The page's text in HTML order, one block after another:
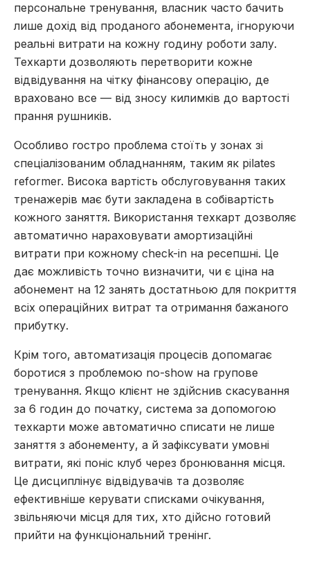
персональне тренування, власник часто бачить
лише дохід від проданого абонемента, ігноруючи
реальні витрати на кожну годину роботи залу.
Техкарти дозволяють перетворити кожне
відвідування на чітку фінансову операцію, де
враховано все — від зносу килимків до вартості
прання рушників.
Особливо гостро проблема стоїть у зонах зі
спеціалізованим обладнанням, таким як pilates
reformer. Висока вартість обслуговування таких
тренажерів має бути закладена в собівартість
кожного заняття. Використання техкарт дозволяє
автоматично нараховувати амортизаційні
витрати при кожному check-in на ресепшні. Це
дає можливість точно визначити, чи є ціна на
абонемент на 12 занять достатньою для покриття
всіх операційних витрат та отримання бажаного
прибутку.
Крім того, автоматизація процесів допомагає
боротися з проблемою no-show на групове
тренування. Якщо клієнт не здійснив скасування
за 6 годин до початку, система за допомогою
техкарти може автоматично списати не лише
заняття з абонементу, а й зафіксувати умовні
витрати, які поніс клуб через бронювання місця.
Це дисциплінує відвідувачів та дозволяє
ефективніше керувати списками очікування,
звільняючи місця для тих, хто дійсно готовий
прийти на функціональний тренінг.